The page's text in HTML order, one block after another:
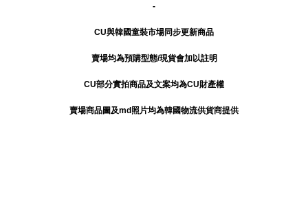
-
CU與韓國童裝市場同步更新商品
賣場均為預購型態/現貨會加以註明
CU部分實拍商品及文案均為CU財產權
賣場商品圖及md照片均為韓國物流供貨商提供